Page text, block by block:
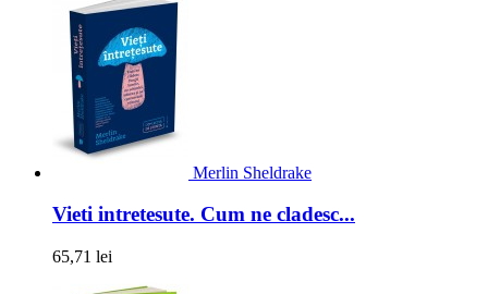
Merlin Sheldrake
Vieti intretesute. Cum ne cladesc...
65,71 lei